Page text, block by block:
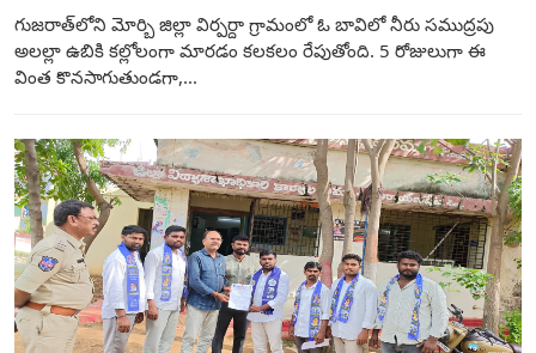
గుజరాత్‌లోని మోర్బి జిల్లా విర్పర్దా గ్రామంలో ఓ బావిలో నీరు సముద్రపు
అలల్లా ఉబికి కల్లోలంగా మారడం కలకలం రేపుతోంది. 5 రోజులుగా ఈ
వింత కొనసాగుతుండగా,...